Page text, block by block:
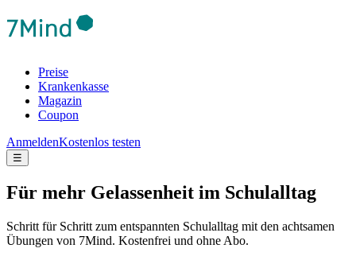
Preise
Krankenkasse
Magazin
Coupon
AnmeldenKostenlos testen
☰
Für mehr Gelassenheit im Schulalltag
Schritt für Schritt zum entspannten Schulalltag mit den achtsamen
Übungen von 7Mind. Kostenfrei und ohne Abo.